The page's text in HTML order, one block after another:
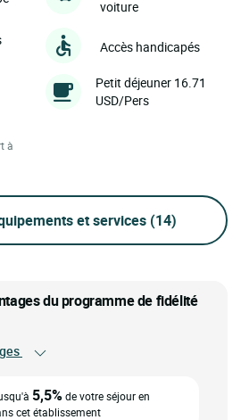
voiture
Accès handicapés
Petit déjeuner 16.71
USD/Pers
à
et services (14)
du programme de fidélité
5,5%de votre séjour en
cet établissement